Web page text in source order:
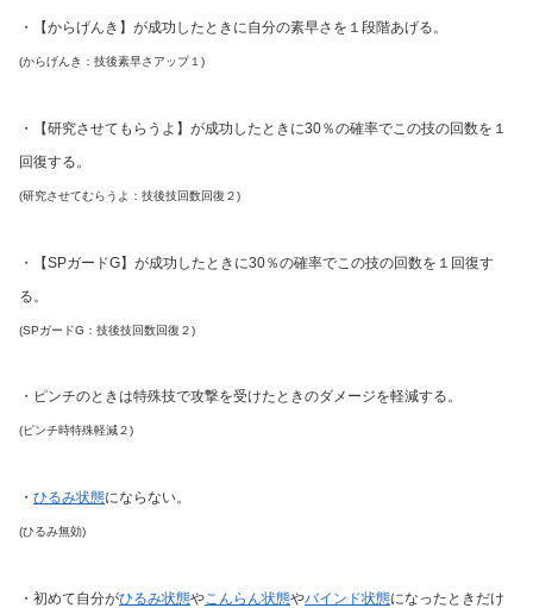
・【からげんき】が成功したときに自分の素早さを１段階あげる。
(からげんき：技後素早さアップ１)
・【研究させてもらうよ】が成功したときに30％の確率でこの技の回数を１
回復する。
(研究させてむらうよ：技後技回数回復２)
・【SPガードG】が成功したときに30％の確率でこの技の回数を１回復す
る。
(SPガードG：技後技回数回復２)
・ピンチのときは特殊技で攻撃を受けたときのダメージを軽減する。
(ピンチ時特殊軽減２)
・ ひるみ状態にならない。
(ひるみ無効)
・初めて自分がひるみ状態やこんらん状態やバインド状態になったときだけ